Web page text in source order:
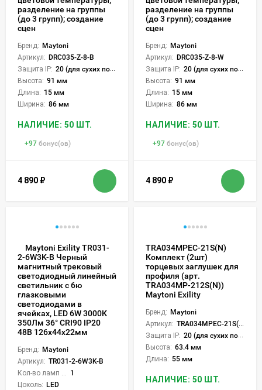
разделение на группы
(до 3 групп); создание
сцен
Бренд: Maytoni
Артикул: DRC035-Z-8-B
Защита IP: 20 (для сухих пом.)
Высота: 91 мм
Длина: 15 мм
Ширина: 86 мм
НАЛИЧИЕ: 50 ШТ.
+97 бонус(ов)
4 890 ₽
разделение на группы
(до 3 групп); создание
сцен
Бренд: Maytoni
Артикул: DRC035-Z-8-W
Защита IP: 20 (для сухих пом.)
Высота: 91 мм
Длина: 15 мм
Ширина: 86 мм
НАЛИЧИЕ: 50 ШТ.
+97 бонус(ов)
4 890 ₽
Maytoni Exility TR031-
2-6W3K-B Черный
магнитный трековый
светодиодный линейный
светильник с 6ю
глазковыми
светодиодами в
ячейках, LED 6W 3000К
350Лм 36° CRI90 IP20
48В 126x44x22мм
Бренд: Maytoni
Артикул: TR031-2-6W3K-B
Кол-во ламп или LED: 1
Цоколь: LED
TRA034MPEC-21S(N)
Комплект (2шт)
торцевых заглушек для
профиля (арт.
TRA034MP-212S(N))
Maytoni Exility
Бренд: Maytoni
Артикул: TRA034MPEC-21S(N)
Защита IP: 20 (для сухих пом.)
Высота: 63.4 мм
Длина: 55 мм
НАЛИЧИЕ: 50 ШТ.